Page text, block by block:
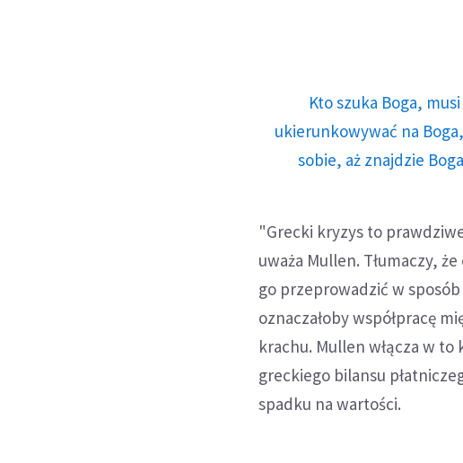
Kto szuka Boga,
ukierunkowywać na
sobie, aż znajdzie
"Grecki kryzys to
uważa Mullen. Tłumaczy,
go przeprowadzić w
oznaczałoby współpracę
krachu. Mullen włącza w
greckiego bilansu
spadku na wartości.